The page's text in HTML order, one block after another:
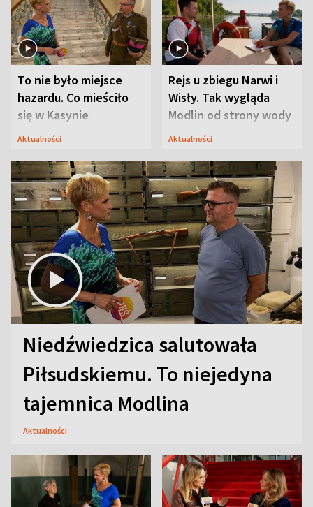
To nie było miejsce
hazardu. Co mieściło
się w Kasynie
Oficerskim?
Aktualności
Rejs u zbiegu Narwi i
Wisły. Tak wygląda
Modlin od strony wody
Aktualności
Niedźwiedzica salutowała
Piłsudskiemu. To niejedyna
tajemnica Modlina
Aktualności